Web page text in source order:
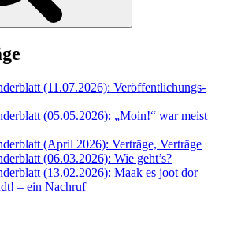
(11.07.2026): Veröffentlichungs-
(05.05.2026): „Moin!“ war meist
(April 2026): Verträge, Verträge
(06.03.2026): Wie geht’s?
(13.02.2026): Maak es joot dor
– ein Nachruf